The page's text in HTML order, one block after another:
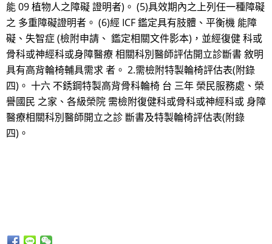
能 09 植物人之障礙 證明者)。 (5)具效期內之上列任一種障礙
之 多重障礙證明者。 (6)經 ICF 鑑定具有肢體、平衡機 能障
礙、失智症 (檢附申請、 鑑定相關文件影本)，並經復健 科或
骨科或神經科或身障醫療 相關科別醫師評估開立診斷書 敘明
具有高背輪椅輔具需求 者。 2.需檢附特製輪椅評估表(附錄
四)。 十六 不銹鋼特製高背骨科輪椅 台 三年 榮民服務處、榮
譽國民 之家、各級榮院 需檢附復健科或骨科或神經科或 身障
醫療相關科別醫師開立之診 斷書及特製輪椅評估表(附錄
四)。